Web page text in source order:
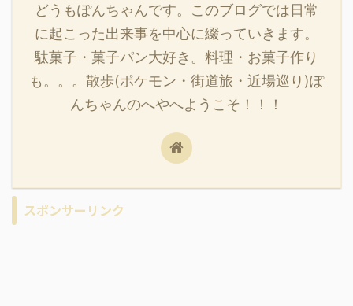
どうもぽんちゃんです。このブログでは日常
に起こった出来事を中心に綴っていきます。
駄菓子・菓子パン大好き。料理・お菓子作り
も。。。散歩(ポケモン・街道旅・近場巡り)ぽ
んちゃんのへやへようこそ！！！
スポンサーリンク